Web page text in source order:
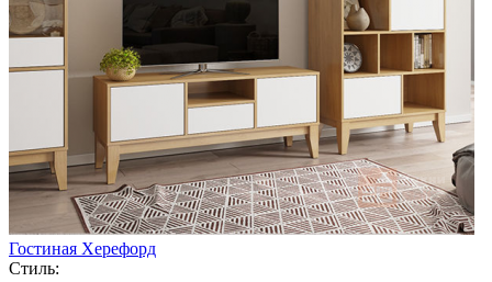
Гостиная Херефорд
Стиль: